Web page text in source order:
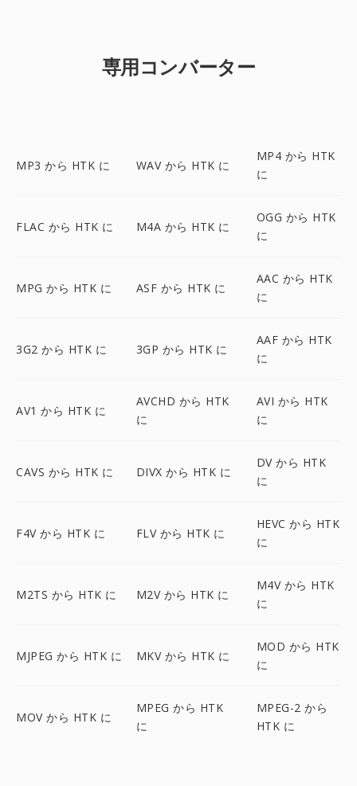
専用コンバーター
MP3 から HTK に WAV から HTK に
MP4 から HTK
に
FLAC から HTK に M4A から HTK に
OGG から HTK
に
MPG から HTK に ASF から HTK に
AAC から HTK
に
3G2 から HTK に 3GP から HTK に
AAF から HTK
に
AV1 から HTK に
AVCHD から HTK
に
AVI から HTK
に
CAVS から HTK に DIVX から HTK に
DV から HTK
に
F4V から HTK に FLV から HTK に
HEVC から HTK
に
M2TS から HTK に M2V から HTK に
M4V から HTK
に
MJPEG から HTK に MKV から HTK に
MOD から HTK
に
MOV から HTK に
MPEG から HTK
に
MPEG-2 から
HTK に